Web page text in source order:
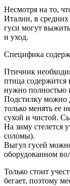
Несмотря на то,
Италии, в средних
гуси могут
и уход.
Специфика
Птичник
птица содержится
нужно полностью
Подстилку можно
только менять ее
сухой и чистой.
На зиму стелется
соломы).
Выгул гусей
оборудованном
Только стоит
бегает, поэтому